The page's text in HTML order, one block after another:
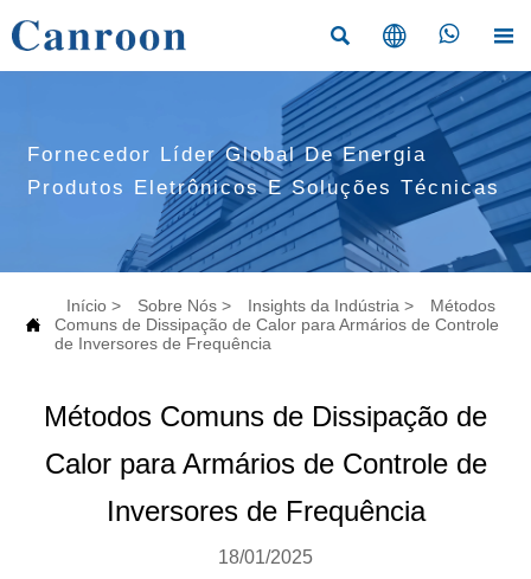
   
Fornecedor Líder Global De Energia
Produtos Eletrônicos E Soluções Técnicas

Início > Sobre Nós > Insights da Indústria >
Métodos
Comuns de Dissipação de Calor para Armários de Controle
de Inversores de Frequência
Métodos Comuns de Dissipação de
Calor para Armários de Controle de
Inversores de Frequência
18/01/2025